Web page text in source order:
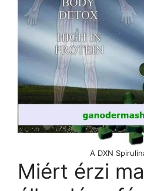
A DXN
Miért érzi